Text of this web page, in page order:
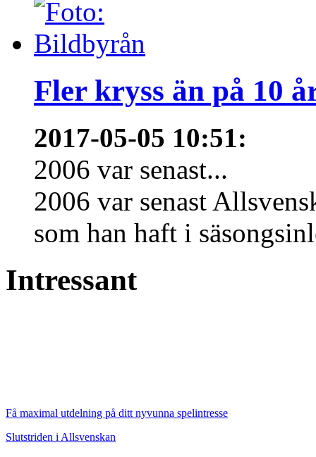
Fler kryss än på 10
2017-05-05 10:51:
2006 var senast...
2006 var senast
som han haft i
Intressant
Få maximal utdelning på ditt nyvunna spelintresse
Slutstriden i Allsvenskan